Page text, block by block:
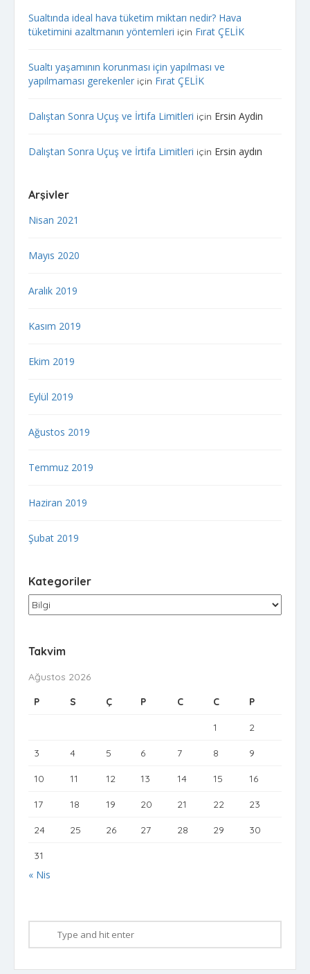
Sualtında ideal hava tüketim miktarı nedir? Hava
tüketimini azaltmanın yöntemleri için Fırat ÇELİK
Sualtı yaşamının korunması için yapılması ve
yapılmaması gerekenler için Fırat ÇELİK
Dalıştan Sonra Uçuş ve İrtifa Limitleri için Ersin Aydin
Dalıştan Sonra Uçuş ve İrtifa Limitleri için Ersin aydın
Arşivler
Nisan 2021
Mayıs 2020
Aralık 2019
Kasım 2019
Ekim 2019
Eylül 2019
Ağustos 2019
Temmuz 2019
Haziran 2019
Şubat 2019
Kategoriler
Kategoriler
Takvim
Ağustos 2026
P
S Ç P C C P
1 2
3 4 5 6 7 8 9
10 11 12 13 14 15 16
17 18 19 20 21 22 23
24 25 26 27 28 29 30
31
« Nis